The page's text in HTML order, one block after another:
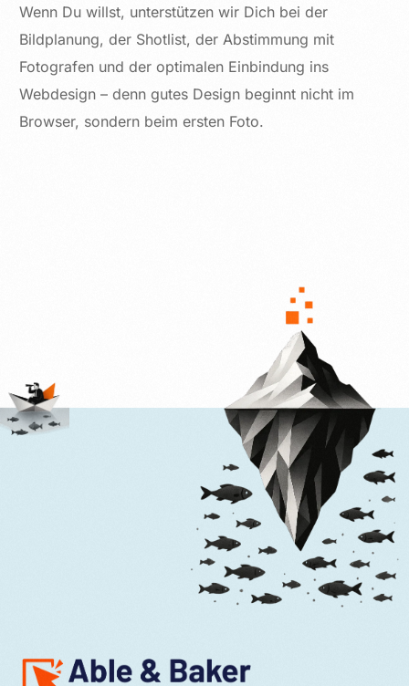
Wenn Du willst, unterstützen wir Dich bei der
Bildplanung, der Shotlist, der Abstimmung mit
Fotografen und der optimalen Einbindung ins
Webdesign – denn gutes Design beginnt nicht im
Browser, sondern beim ersten Foto.